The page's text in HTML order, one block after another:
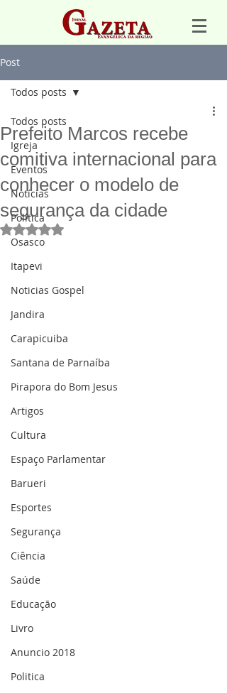
Post
Todos posts
Igreja
Eventos
Notícias
Política
Osasco
Itapevi
Noticias Gospel
Jandira
Carapicuiba
Santana de Parnaíba
Pirapora do Bom Jesus
Artigos
Cultura
Espaço Parlamentar
Barueri
Esportes
Segurança
Ciência
Saúde
Educação
Livro
Anuncio 2018
Politica
Todos posts
Prefeito Marcos recebe
comitiva internacional para
conhecer o modelo de
segurança da cidade
Avaliado com NaN de 5 estrelas.